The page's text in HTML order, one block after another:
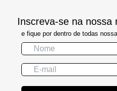
Inscreva-se na nossa
e fique por dentro de todas